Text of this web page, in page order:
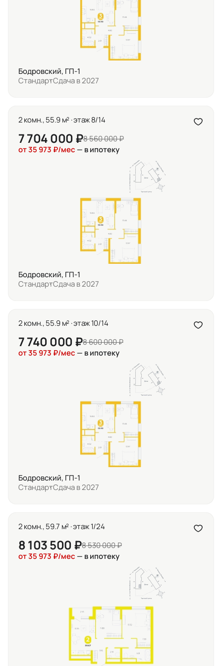
Бодровский, ГП-1
СтандартСдача в 2027
2 комн., 55.9 м² · этаж 8/14
7 704 000 ₽8 560 000 ₽
от 35 973 ₽/мес — в ипотеку
Бодровский, ГП-1
СтандартСдача в 2027
2 комн., 55.9 м² · этаж 10/14
7 740 000 ₽8 600 000 ₽
от 35 973 ₽/мес — в ипотеку
Бодровский, ГП-1
СтандартСдача в 2027
2 комн., 59.7 м² · этаж 1/24
8 103 500 ₽8 530 000 ₽
от 35 973 ₽/мес — в ипотеку